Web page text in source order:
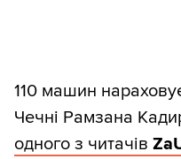
110 машин
Чечні Рамзана
одного з читачів